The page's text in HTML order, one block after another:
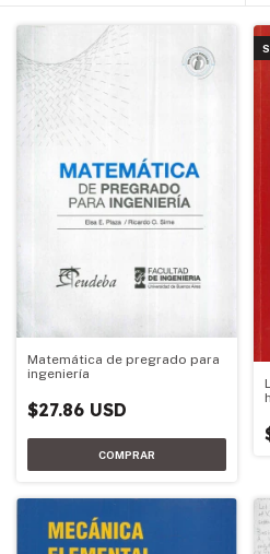
Matemática de pregrado para
ingeniería
$27.86 USD